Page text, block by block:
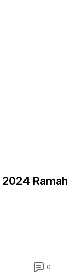
Ramah
0